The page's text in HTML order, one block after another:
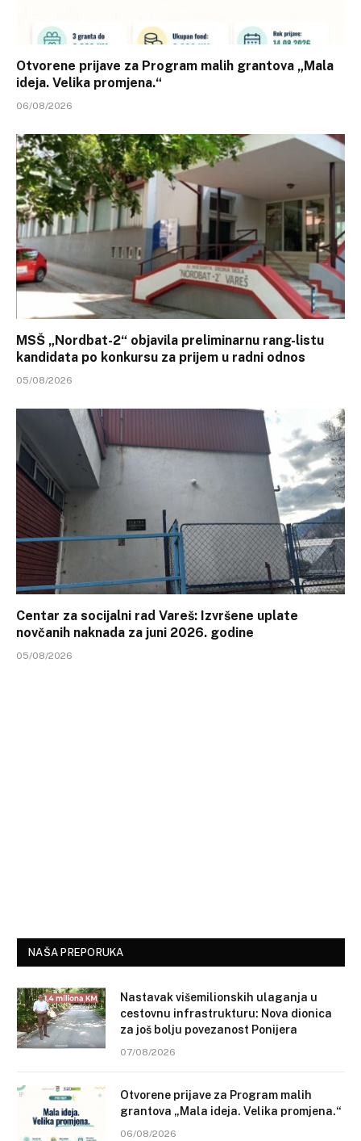
Otvorene prijave za Program malih grantova „Mala
ideja. Velika promjena.“
06/08/2026
MSŠ „Nordbat-2“ objavila preliminarnu rang-listu
kandidata po konkursu za prijem u radni odnos
05/08/2026
Centar za socijalni rad Vareš: Izvršene uplate
novčanih naknada za juni 2026. godine
05/08/2026
NAŠA PREPORUKA
Nastavak višemilionskih ulaganja u
cestovnu infrastrukturu: Nova dionica
za još bolju povezanost Ponijera
07/08/2026
Otvorene prijave za Program malih
grantova „Mala ideja. Velika promjena.“
06/08/2026